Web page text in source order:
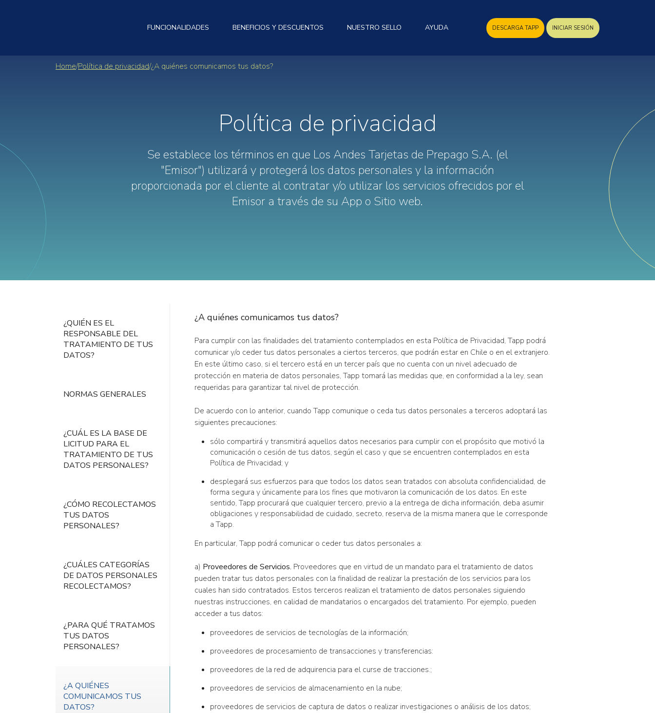
FUNCIONALIDADES BENEFICIOS Y DESCUENTOS NUESTRO SELLO AYUDA DESCARGA TAPP INICIAR SESIÓN
Home/Política de privacidad/¿A quiénes comunicamos tus datos?
Política de privacidad
Se establece los términos en que Los Andes Tarjetas de Prepago S.A. (el
"Emisor") utilizará y protegerá los datos personales y la información
proporcionada por el cliente al contratar y/o utilizar los servicios ofrecidos por el
Emisor a través de su App o Sitio web.
¿QUIÉN ES EL
RESPONSABLE DEL
TRATAMIENTO DE TUS
DATOS?
NORMAS GENERALES
¿CUÁL ES LA BASE DE
LICITUD PARA EL
TRATAMIENTO DE TUS
DATOS PERSONALES?
¿CÓMO RECOLECTAMOS
TUS DATOS
PERSONALES?
¿CUÁLES CATEGORÍAS
DE DATOS PERSONALES
RECOLECTAMOS?
¿PARA QUÉ TRATAMOS
TUS DATOS
PERSONALES?
¿A QUIÉNES
COMUNICAMOS TUS
DATOS?
¿A quiénes comunicamos tus datos?
Para cumplir con las finalidades del tratamiento contemplados en esta Política de Privacidad, Tapp podrá
comunicar y/o ceder tus datos personales a ciertos terceros, que podrán estar en Chile o en el extranjero.
En este último caso, si el tercero está en un tercer país que no cuenta con un nivel adecuado de
protección en materia de datos personales, Tapp tomará las medidas que, en conformidad a la ley, sean
requeridas para garantizar tal nivel de protección.
De acuerdo con lo anterior, cuando Tapp comunique o ceda tus datos personales a terceros adoptará las
siguientes precauciones:
sólo compartirá y transmitirá aquellos datos necesarios para cumplir con el propósito que motivó la
comunicación o cesión de tus datos, según el caso y que se encuentren contemplados en esta
Política de Privacidad; y
desplegará sus esfuerzos para que todos los datos sean tratados con absoluta confidencialidad, de
forma segura y únicamente para los fines que motivaron la comunicación de los datos. En este
sentido, Tapp procurará que cualquier tercero, previo a la entrega de dicha información, deba asumir
obligaciones y responsabilidad de cuidado, secreto, reserva de la misma manera que le corresponde
a Tapp.
En particular, Tapp podrá comunicar o ceder tus datos personales a:
a) Proveedores de Servicios. Proveedores que en virtud de un mandato para el tratamiento de datos
pueden tratar tus datos personales con la finalidad de realizar la prestación de los servicios para los
cuales han sido contratados. Estos terceros realizan el tratamiento de datos personales siguiendo
nuestras instrucciones, en calidad de mandatarios o encargados del tratamiento. Por ejemplo, pueden
acceder a tus datos:
proveedores de servicios de tecnologías de la información;
proveedores de procesamiento de transacciones y transferencias:
proveedores de la red de adquirencia para el curse de tracciones.;
proveedores de servicios de almacenamiento en la nube;
proveedores de servicios de captura de datos o realizar investigaciones o análisis de los datos;